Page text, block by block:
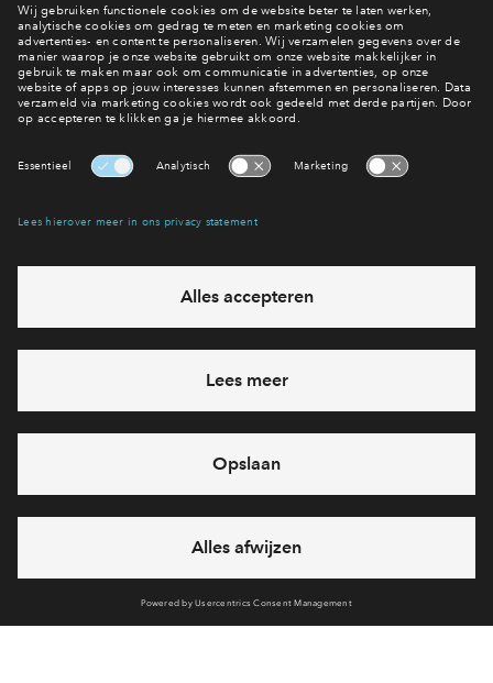
Wonen in De Burgemeester?
Bekijk het woningaanbod
eventuele projecten
Ja, ik wil mij aanmelden
Heb je een vraag en wil je direct antwoord? Bel ons op088 -
712 20 63
6 dagen per week beschikbaar (behalve tijdens
feestdagen)
vandaag van 09:00 - 18:00 uur